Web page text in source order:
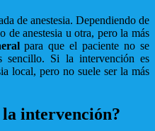
de anestesia. Dependiendo de
de anestesia u otra, pero la más
para que el paciente no se
sencillo. Si la intervención es
local, pero no suele ser la más
intervención?